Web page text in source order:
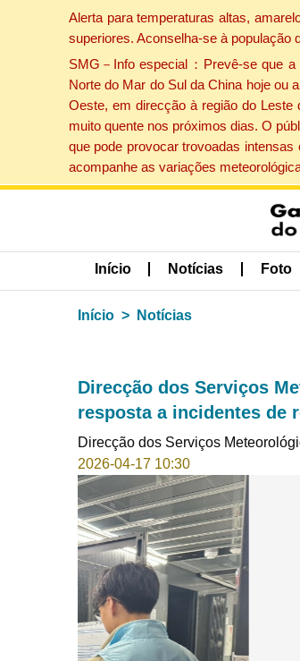
Alerta para temperaturas altas,
superiores. Aconselha-se à população
SMG－Info especial：Prevê-se que
Norte do Mar do Sul da China hoje ou
Oeste, em direcção à região do Leste
muito quente nos próximos dias. O
que pode provocar trovoadas
acompanhe as variações
Início Notícias Foto
Início Notícias
Direcção dos Serviços
resposta a incidentes de
Direcção dos Serviços
2026-04-17 10:30